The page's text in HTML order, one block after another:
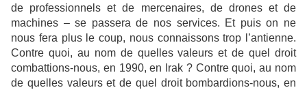
de professionnels et de mercenaires, de drones et de
machines – se passera de nos services. Et puis on ne
nous fera plus le coup, nous connaissons trop l’antienne.
Contre quoi, au nom de quelles valeurs et de quel droit
combattions-nous, en 1990, en Irak ? Contre quoi, au nom
de quelles valeurs et de quel droit bombardions-nous, en